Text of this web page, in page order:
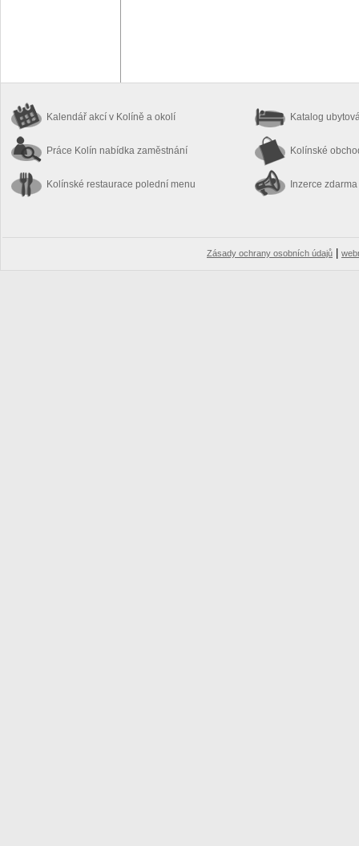
Kalendář akcí v Kolíně a okolí
Práce Kolín nabídka zaměstnání
Kolínské restaurace polední menu
Katalog
Kolínské
Inzerce zdarma
Zásady ochrany osobních údajů